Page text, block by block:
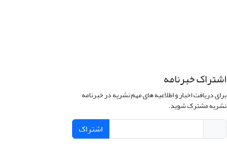
اشتراک خبرنامه
برای دریافت اخبار و اطلاعیه های مهم نشریه در خبرنامه
نشریه مشترک شوید.
اشتراک